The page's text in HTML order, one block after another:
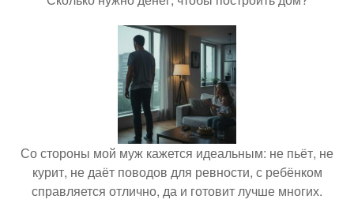
Со стороны мой муж кажется идеальным: не пьёт, не
курит, не даёт поводов для ревности, с ребёнком
справляется отлично, да и готовит лучше многих.